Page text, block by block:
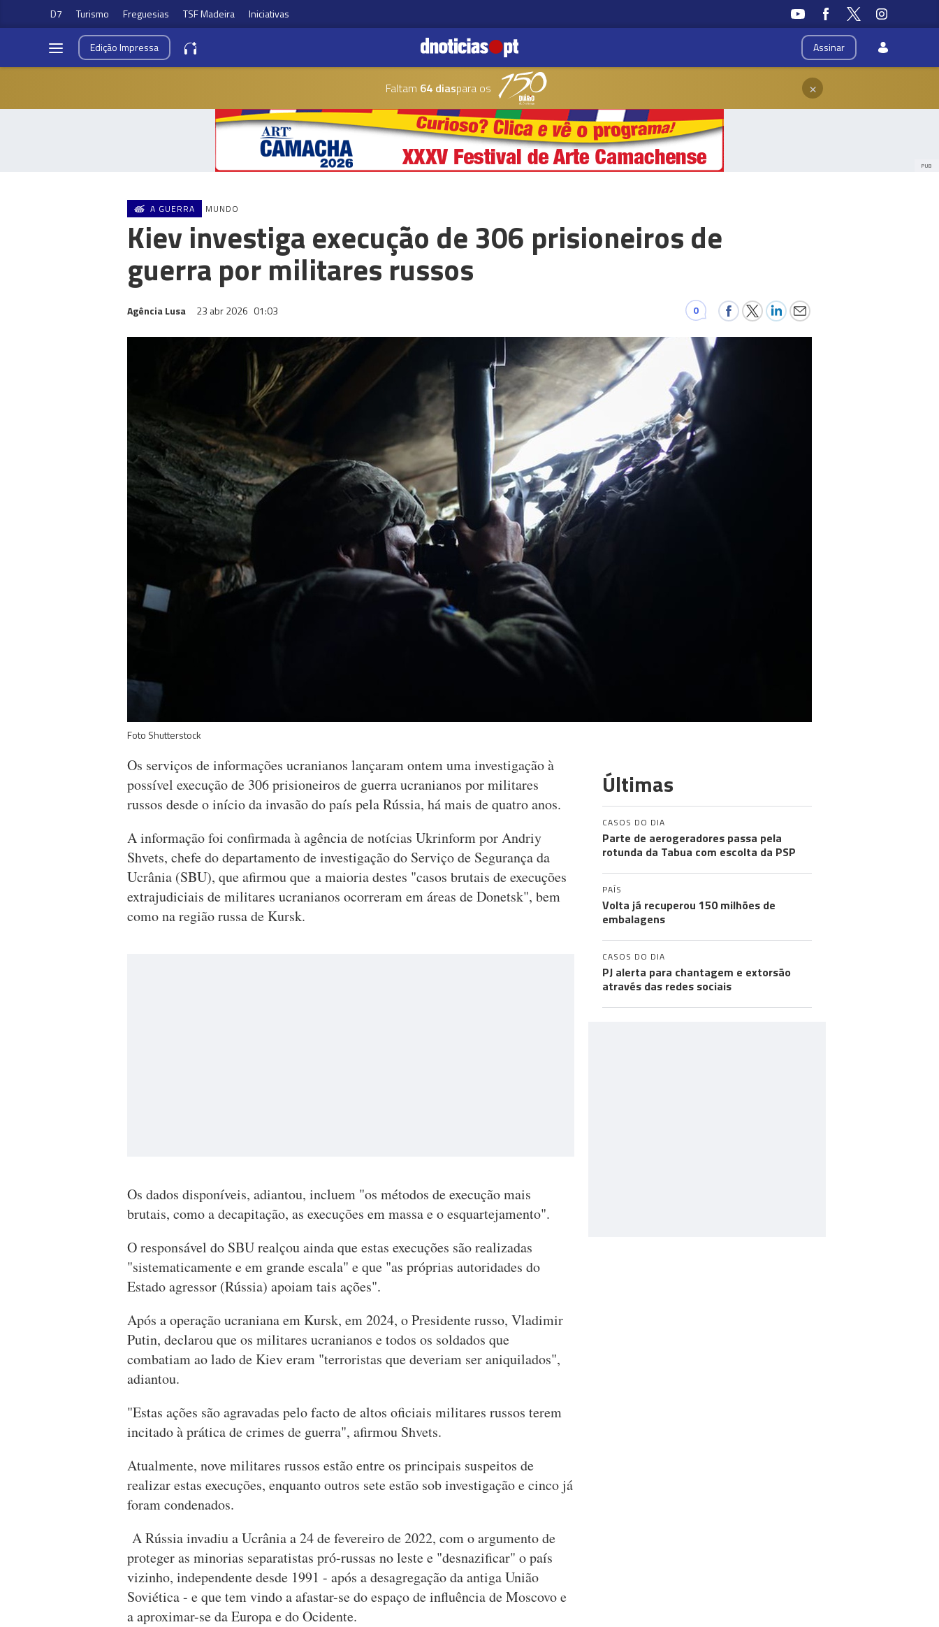
D7 Turismo Freguesias TSF Madeira Iniciativas
Assinar
EdiçãoImpressa
Faltam 64 diaspara os ×
PUB
A GUERRA MUNDO
Kiev investiga execução de 306 prisioneiros de
guerra por militares russos
Agência Lusa 23 abr 2026 01:03 0
Foto Shutterstock
Os serviços de informações ucranianos lançaram ontem uma investigação à
possível execução de 306 prisioneiros de guerra ucranianos por militares
russos desde o início da invasão do país pela Rússia, há mais de quatro anos.
A informação foi confirmada à agência de notícias Ukrinform por Andriy
Shvets, chefe do departamento de investigação do Serviço de Segurança da
Ucrânia (SBU), que afirmou que a maioria destes "casos brutais de execuções
extrajudiciais de militares ucranianos ocorreram em áreas de Donetsk", bem
como na região russa de Kursk.
Os dados disponíveis, adiantou, incluem "os métodos de execução mais
brutais, como a decapitação, as execuções em massa e o esquartejamento".
O responsável do SBU realçou ainda que estas execuções são realizadas
"sistematicamente e em grande escala" e que "as próprias autoridades do
Estado agressor (Rússia) apoiam tais ações".
Após a operação ucraniana em Kursk, em 2024, o Presidente russo, Vladimir
Putin, declarou que os militares ucranianos e todos os soldados que
combatiam ao lado de Kiev eram "terroristas que deveriam ser aniquilados",
adiantou.
"Estas ações são agravadas pelo facto de altos oficiais militares russos terem
incitado à prática de crimes de guerra", afirmou Shvets.
Atualmente, nove militares russos estão entre os principais suspeitos de
realizar estas execuções, enquanto outros sete estão sob investigação e cinco já
foram condenados.
A Rússia invadiu a Ucrânia a 24 de fevereiro de 2022, com o argumento de
proteger as minorias separatistas pró-russas no leste e "desnazificar" o país
vizinho, independente desde 1991 - após a desagregação da antiga União
Soviética - e que tem vindo a afastar-se do espaço de influência de Moscovo e
a aproximar-se da Europa e do Ocidente.
Últimas
CASOS DO DIA
Parte de aerogeradores passa pela
rotunda da Tabua com escolta da PSP
PAÍS
Volta já recuperou 150 milhões de
embalagens
CASOS DO DIA
PJ alerta para chantagem e extorsão
através das redes sociais